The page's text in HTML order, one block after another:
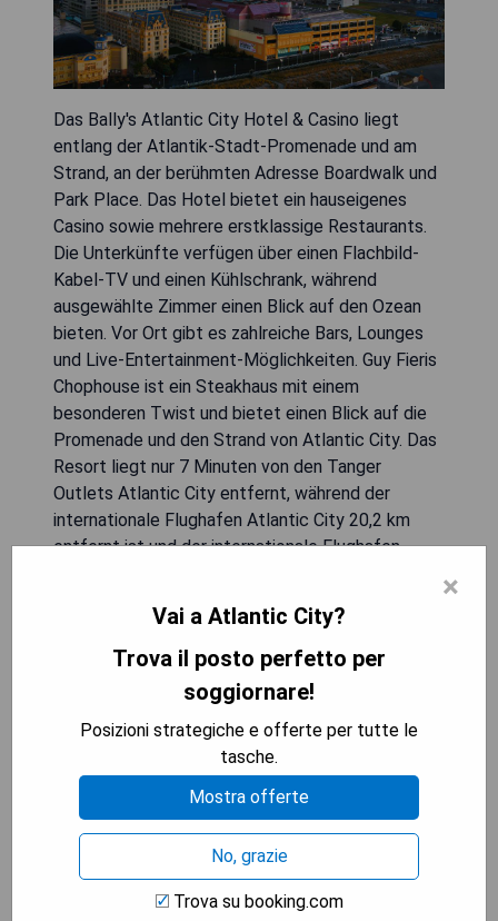
Das Bally's Atlantic City Hotel & Casino liegt
entlang der Atlantik-Stadt-Promenade und am
Strand, an der berühmten Adresse Boardwalk und
Park Place. Das Hotel bietet ein hauseigenes
Casino sowie mehrere erstklassige Restaurants.
Die Unterkünfte verfügen über einen Flachbild-
Kabel-TV und einen Kühlschrank, während
ausgewählte Zimmer einen Blick auf den Ozean
bieten. Vor Ort gibt es zahlreiche Bars, Lounges
und Live-Entertainment-Möglichkeiten. Guy Fieris
Chophouse ist ein Steakhaus mit einem
besonderen Twist und bietet einen Blick auf die
Promenade und den Strand von Atlantic City. Das
Resort liegt nur 7 Minuten von den Tanger
Outlets Atlantic City entfernt, während der
internationale Flughafen Atlantic City 20,2 km
entfernt ist und der internationale Flughafen
- Direkt an der Atlantik-Stadt-Promenade
- Vielfältige gastronomische Angebote
- On-site Casino für Unterhaltung
- Ausgewählte Zimmer mit Meerblick
- Nahegelegene Einkaufsmöglichkeiten in Tanger
MOSTRA I PREZZI
×
Vai a Atlantic City?
Trova il posto perfetto per
soggiornare!
Posizioni strategiche e offerte per tutte le
tasche.
Mostra offerte
No, grazie
Trova su booking.com